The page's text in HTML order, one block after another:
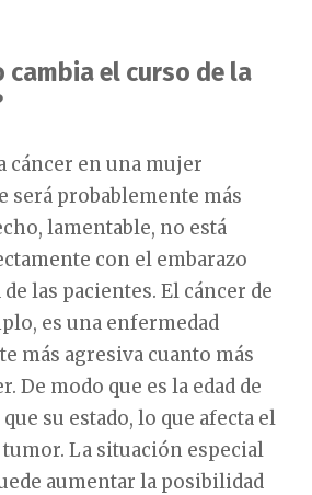
cambia el curso de la
cáncer en una mujer
será probablemente más
lamentable, no está
con el embarazo
las pacientes. El cáncer de
es una enfermedad
más agresiva cuanto más
De modo que es la edad de
su estado, lo que afecta el
La situación especial
aumentar la posibilidad